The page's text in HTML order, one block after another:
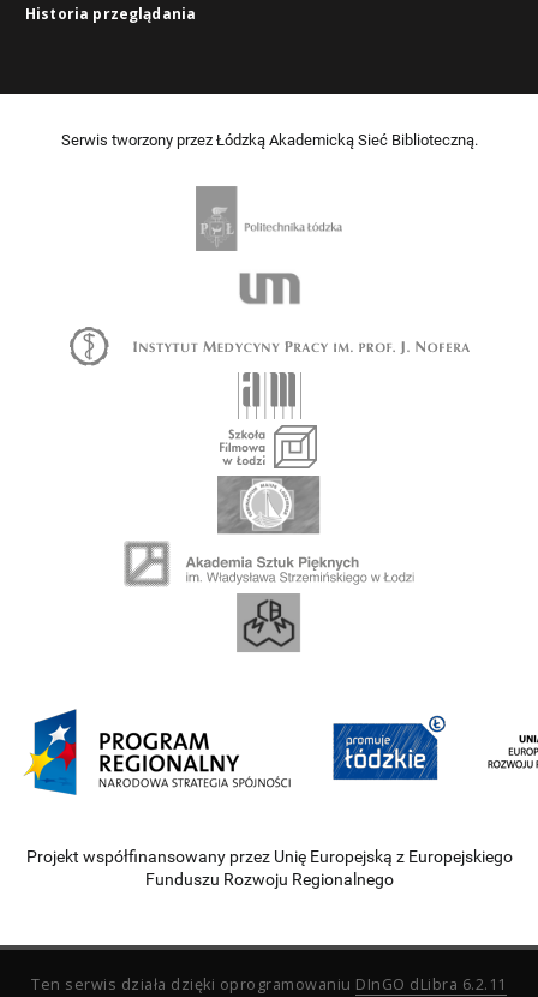
Historia przeglądania
Serwis tworzony przez Łódzką Akademicką Sieć Biblioteczną.
Projekt współfinansowany przez Unię Europejską z Europejskiego
Funduszu Rozwoju Regionalnego
Ten serwis działa dzięki oprogramowaniu DInGO dLibra 6.2.11